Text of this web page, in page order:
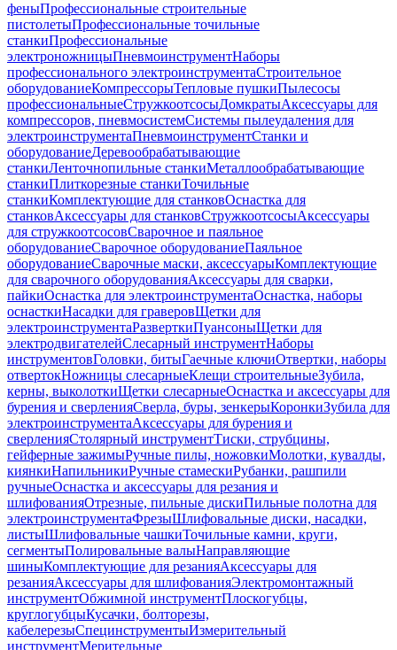
феныПрофессиональные строительные
пистолетыПрофессиональные точильные
станкиПрофессиональные
электроножницыПневмоинструментНаборы
профессионального электроинструментаСтроительное
оборудованиеКомпрессорыТепловые пушкиПылесосы
профессиональныеСтружкоотсосыДомкратыАксессуары для
компрессоров, пневмосистемСистемы пылеудаления для
электроинструментаПневмоинструментСтанки и
оборудованиеДеревообрабатывающие
станкиЛенточнопильные станкиМеталлообрабатывающие
станкиПлиткорезные станкиТочильные
станкиКомплектующие для станковОснастка для
станковАксессуары для станковСтружкоотсосыАксессуары
для стружкоотсосовСварочное и паяльное
оборудованиеСварочное оборудованиеПаяльное
оборудованиеСварочные маски, аксессуарыКомплектующие
для сварочного оборудованияАксессуары для сварки,
пайкиОснастка для электроинструментаОснастка, наборы
оснасткиНасадки для граверовЩетки для
электроинструментаРазверткиПуансоныЩетки для
электродвигателейСлесарный инструментНаборы
инструментовГоловки, битыГаечные ключиОтвертки, наборы
отвертокНожницы слесарныеКлещи строительныеЗубила,
керны, выколоткиЩетки слесарныеОснастка и аксессуары для
бурения и сверленияСверла, буры, зенкерыКоронкиЗубила для
электроинструментаАксессуары для бурения и
сверленияСтолярный инструментТиски, струбцины,
гейферные зажимыРучные пилы, ножовкиМолотки, кувалды,
киянкиНапильникиРучные стамескиРубанки, рашпили
ручныеОснастка и аксессуары для резания и
шлифованияОтрезные, пильные дискиПильные полотна для
электроинструментаФрезыШлифовальные диски, насадки,
листыШлифовальные чашкиТочильные камни, круги,
сегментыПолировальные валыНаправляющие
шиныКомплектующие для резанияАксессуары для
резанияАксессуары для шлифованияЭлектромонтажный
инструментОбжимной инструментПлоскогубцы,
круглогубцыКусачки, болторезы,
кабелерезыСпецинструментыИзмерительный
инструментМерительные